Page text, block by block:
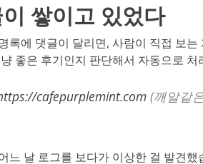
쌓이고 있었다
록에 댓글이 달리면, 사람이 직접 보
좋은 후기인지 판단해서 자동으로 처
cafepurplemint.com (깨알같
느 날 로그를 보다가 이상한 걸 발견했